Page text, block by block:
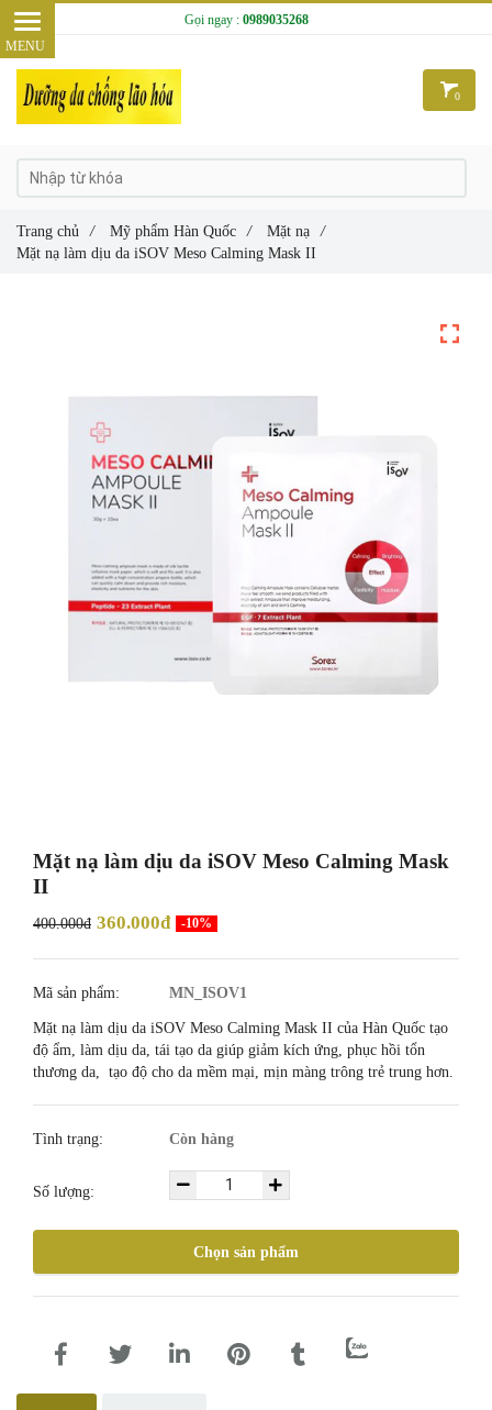
Mặt nạ làm dịu da iSOV Meso Calming Mask
II
400.000đ 360.000đ -10%
Mã sản phẩm:
MN_ISOV1
Mặt nạ làm dịu da iSOV Meso Calming Mask II của Hàn Quốc tạo
độ ẩm, làm dịu da, tái tạo da giúp giảm kích ứng, phục hồi tổn
thương da, tạo độ cho da mềm mại, mịn màng trông trẻ trung hơn.
Tình trạng: Còn hàng
Số lượng:
Chọn sản phẩm
Trang chủ / Mỹ phẩm Hàn Quốc / Mặt nạ
/
Mặt nạ làm dịu da iSOV Meso Calming Mask II
Gọi ngay : 0989035268
0